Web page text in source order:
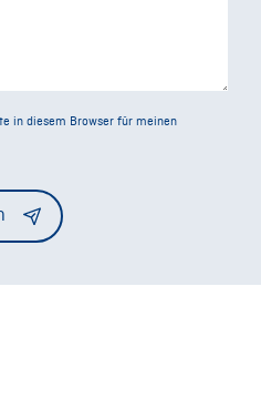
in diesem Browser für meinen